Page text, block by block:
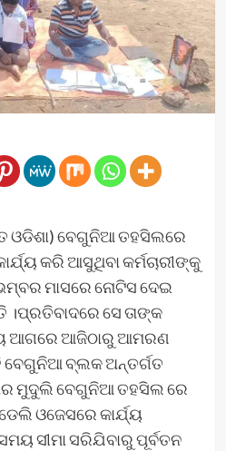
ଓଡିଶା) ବେଗୁନିଆ ତହସିଲରେ
କରି ଆସୁଥିବା କର୍ମଚାରୀଙ୍କୁ
ମାସରେ ନୋଟିସ ଦେଇ
ସେ ତାଙ୍କ
ଆଗରେ ଆଜିଠାରୁ ଆମରଣ
ବେଗୁନିଆ ବ୍ଲକ ଅନ୍ତର୍ଗତ
ମୁଦୁଲି ବେଗୁନିଆ ତହସିଲ ରେ
ଓଜେସରେ କାର୍ଯ୍ୟ
ସୀମା ସରିଯିବାରୁ ପୂର୍ବତନ